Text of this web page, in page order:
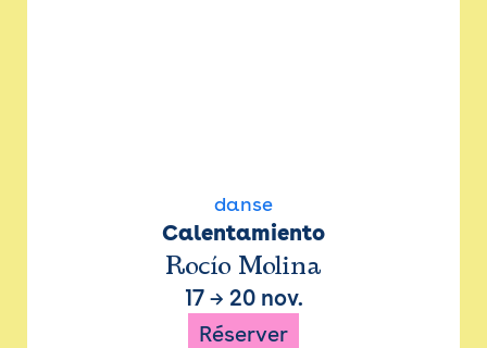
danse
Calentamiento
Rocío Molina
17→ 20 nov.
Réserver